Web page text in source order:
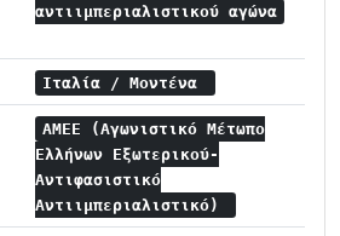
αντιιμπεριαλιστικού αγώνα
Ιταλία / Μοντένα
ΑΜΕΕ (Αγωνιστικό Μέτωπο
Ελλήνων Εξωτερικού-
Αντιφασιστικό
Αντιιμπεριαλιστικό)